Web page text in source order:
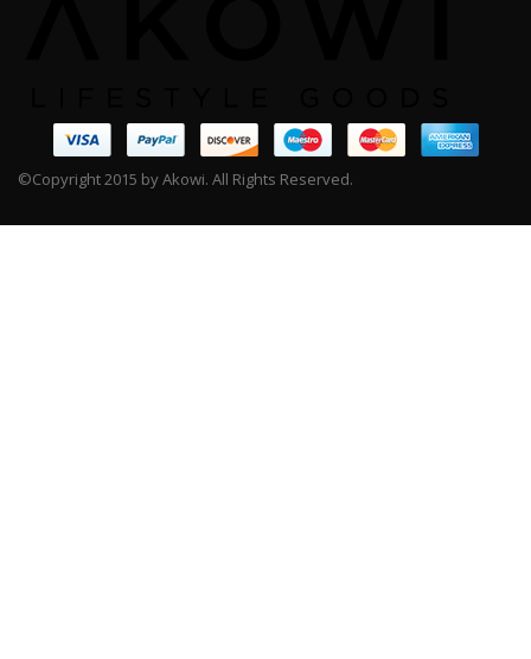
©Copyright 2015 by Akowi. All Rights Reserved.